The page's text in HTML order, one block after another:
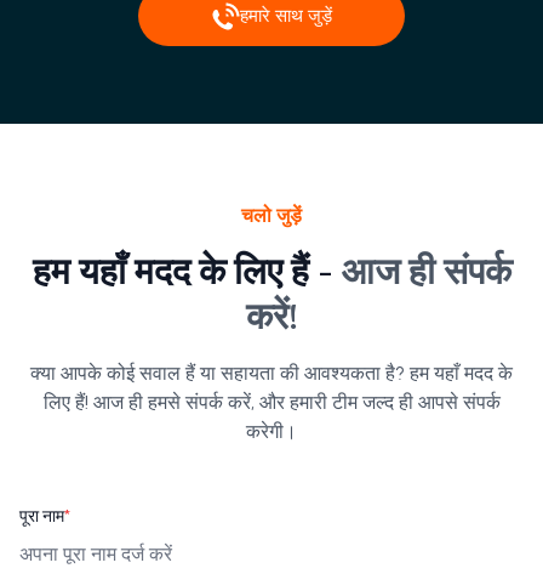
हमारे साथ जुड़ें
चलो जुड़ें
हम यहाँ मदद के लिए हैं - आज ही संपर्क
करें!
क्या आपके कोई सवाल हैं या सहायता की आवश्यकता है? हम यहाँ मदद के
लिए हैं! आज ही हमसे संपर्क करें, और हमारी टीम जल्द ही आपसे संपर्क
करेगी।
पूरा नाम*